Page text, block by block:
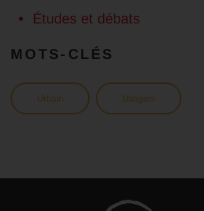
Études et débats
MOTS-CLÉS
Urbain Usagers